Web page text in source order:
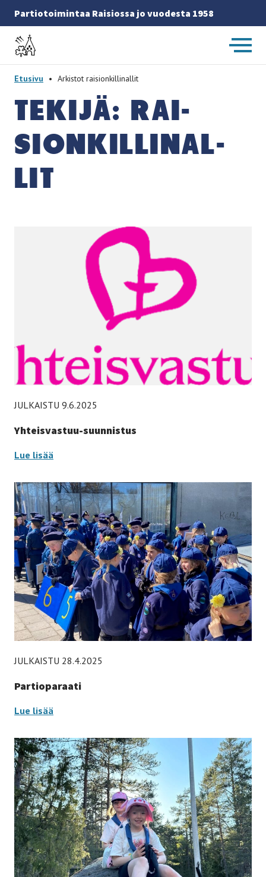
Partiotoimintaa Raisiossa jo vuodesta 1958
Etusivulle
-
Etusivu • Arkistot raisionkillinallit
TE­KI­JÄ: RAI­
SION­KIL­LI­NAL­
LIT
JULKAISTU 9.6.2025
Yhteisvastuu-suunnistus
Yhteisvastuu-
-
Lue lisää
JULKAISTU 28.4.2025
Partioparaati
Partioparaati
Lue lisää